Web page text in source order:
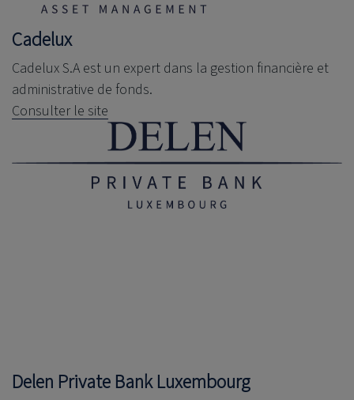
Cadelux
Cadelux S.A est un expert dans la gestion financière et
administrative de fonds.
Consulter le site
Delen Private BankLuxembourg